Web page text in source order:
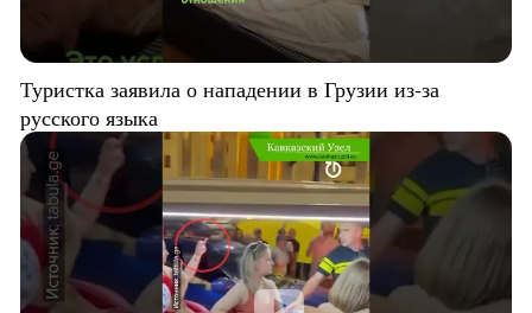
Туристка заявила о нападении в Грузии из-за
русского языка